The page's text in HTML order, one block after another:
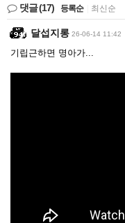
댓글(17) 등록순 최신순
달섭지롱 26-06-14 11:42
기립근하면 명아가...